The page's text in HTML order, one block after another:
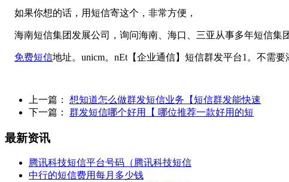
如果你想的话，用短信寄这个，非常方便，
海南短信集团发展公司，询问海南、海口、三亚从事多年短信集
免费短信地址。unicm。nEt【企业通信】短信群发平台1。不需
上一篇： 想知道怎么做群发短信业务【短信群发能快速
下一篇： 群发短信哪个好用【 哪位推荐一款好用的短
最新资讯
腾讯科技短信平台号码（腾讯科技短信
中行的短信费用每月多少钱